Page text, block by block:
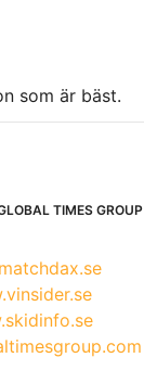
som är bäst.
TIMES GROUP